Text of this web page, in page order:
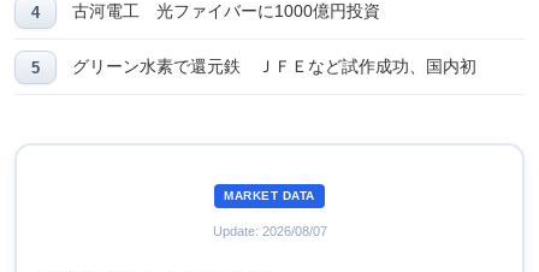
古河電工 光ファイバーに1000億円投資
グリーン水素で還元鉄 ＪＦＥなど試作成功、国内初
MARKET DATA
Update: 2026/08/07